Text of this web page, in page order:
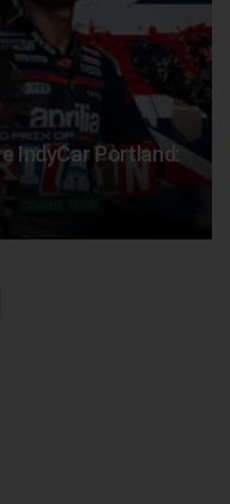
IndyCar Portland: